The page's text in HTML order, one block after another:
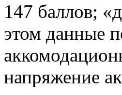
147 баллов;
этом данные
напряжение